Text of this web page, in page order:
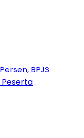
BPJS
Peserta